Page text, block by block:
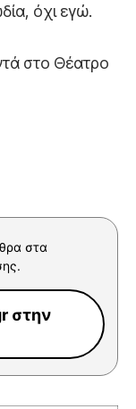
όχι εγώ.
στο Θέατρο
στα
στην